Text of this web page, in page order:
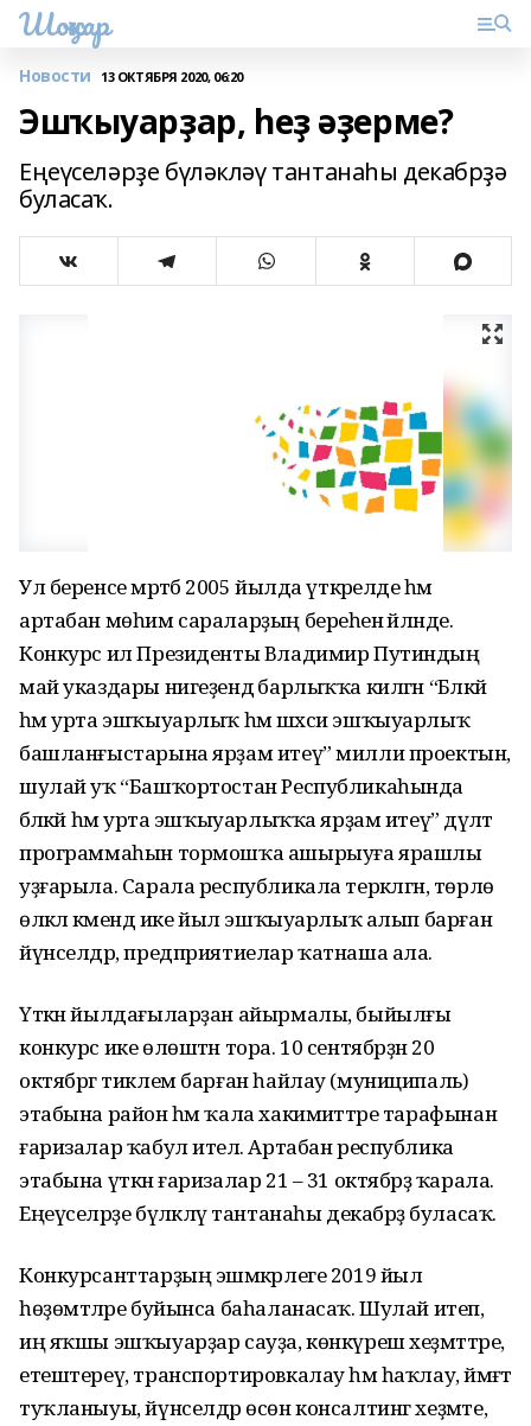
Шоңҡар
Новости 13 ОКТЯБРЯ 2020, 06:20
Эшҡыуарҙар, һеҙ әҙерме?
Еңеүселәрҙе бүләкләү тантанаһы декабрҙә
буласаҡ.
Ул беренсе мәртәбә 2005 йылда үткәрелде һәм
артабан мөһим сараларҙың береһенә әйләнде.
Конкурс ил Президенты Владимир Путиндың
май указдары нигеҙендә барлыҡҡа килгән “Бәләкәй
һәм урта эшҡыуарлыҡ һәм шәхси эшҡыуарлыҡ
башланғыстарына ярҙам итеү” милли проектын,
шулай уҡ “Башҡортостан Республикаһында
бәләкәй һәм урта эшҡыуарлыҡҡа ярҙам итеү” дәүләт
программаһын тормошҡа ашырыуға ярашлы
уҙғарыла. Сарала республикала теркәлгән, төрлө
өлкәлә кәмендә ике йыл эшҡыуарлыҡ алып барған
йүнселдәр, предприятиелар ҡатнаша ала.
Үткән йылдағыларҙан айырмалы, быйылғы
конкурс ике өлөштән тора. 10 сентябрҙән 20
октябргә тиклем барған һайлау (муниципаль)
этабына район һәм ҡала хакимиәттәре тарафынан
ғаризалар ҡабул ителә. Артабан республика
этабына үткән ғаризалар 21 – 31 октябрҙә ҡарала.
Еңеүселәрҙе бүләкләү тантанаһы декабрҙә буласаҡ.
Конкурсанттарҙың эшмәкәрлеге 2019 йыл
һөҙөмтәләре буйынса баһаланасаҡ. Шулай итеп,
иң яҡшы эшҡыуарҙар сауҙа, көнкүреш хеҙмәттәре,
етештереү, транспортировкалау һәм һаҡлау, йәмәғәт
туҡланыуы, йүнселдәр өсөн консалтинг хеҙмәте,